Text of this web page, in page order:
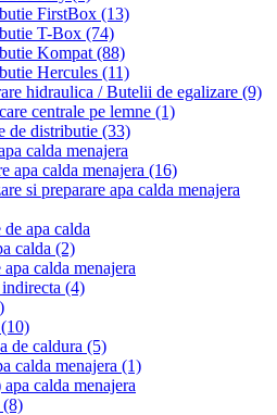
FirstBox (13)
T-Box (74)
Kompat (88)
Hercules (11)
hidraulica / Butelii de egalizare (9)
centrale pe lemne (1)
de distributie (33)
calda menajera
apa calda menajera (16)
si preparare apa calda menajera
apa calda
calda (2)
calda menajera
(4)
(10)
de caldura (5)
calda menajera (1)
calda menajera
(8)